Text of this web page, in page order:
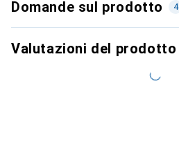
Domande sul prodotto 4
Valutazioni del prodotto